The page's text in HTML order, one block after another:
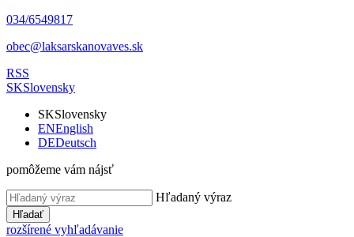
034/6549817
obec@laksarskanovaves.sk
RSS
SKSlovensky
SKSlovensky
ENEnglish
DEDeutsch
pomôžeme vám nájsť
Hľadaný výraz
Hľadať
rozšírené vyhľadávanie